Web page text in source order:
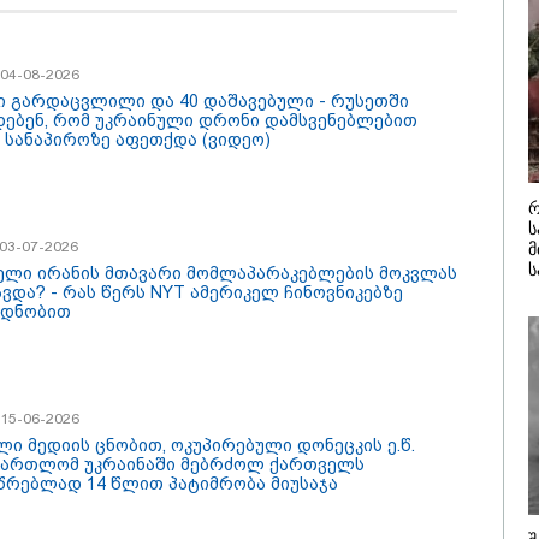
გაკეთდა" -
08-2026
ბარამიძემ
არასწორად
მაგრამ
არ ეკუთვნის
ივანიშვილის
16:22 / 08-08-
"აი, ეს
ღალატი"
აგვისტოს
08-2026
გარდაცვლილი და 40 დაშავებული - რუსეთში
რომ უკრაინული დრონი დამსვენებლებით
სანაპიროზე აფეთქდა (ვიდეო)
07-2026
ირანის მთავარი მომლაპარაკებლების მოკვლას
- რას წერს NYT ამერიკელ ჩინოვნიკებზე
06-2026
მედიის ცნობით, ოკუპირებული დონეცკის ე.წ.
უკრაინაში მებრძოლ ქართველს
14 წლით პატიმრობა მიუსაჯა